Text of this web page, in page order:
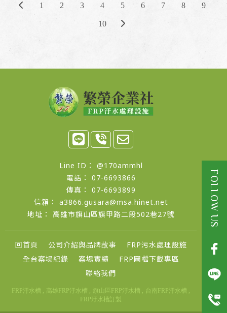
1 2 3 4 5 6 7 8 9
10
@170ammhl
07-6693866
07-6693899
a3866.gusara@msa.hinet.net
高雄市旗山區旗甲路二段502巷27號
回首頁 公司介紹與品牌故事
FRP污水處理設施
全台案場紀錄
案場實績
FRP圖檔下載專區
聯絡我們
FRP汙水槽 高雄FRP汙水槽 旗山區FRP汙水槽
台南FRP汙水槽
FRP汙水槽訂製